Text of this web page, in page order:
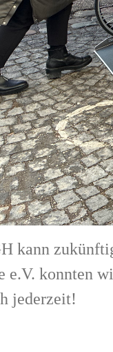
kann
e.V. konnten
jederzeit!